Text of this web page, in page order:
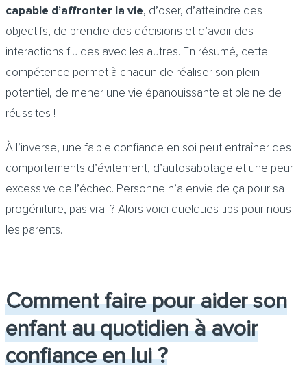
capable d’affronter la vie, d’oser, d’atteindre des
objectifs, de prendre des décisions et d’avoir des
interactions fluides avec les autres. En résumé, cette
compétence permet à chacun de réaliser son plein
potentiel, de mener une vie épanouissante et pleine de
réussites !
À l’inverse, une faible confiance en soi peut entraîner des
comportements d’évitement, d’autosabotage et une peur
excessive de l’échec. Personne n’a envie de ça pour sa
progéniture, pas vrai ? Alors voici quelques tips pour nous
les parents.
Comment faire pour aider son
enfant au quotidien à avoir
confiance en lui ?